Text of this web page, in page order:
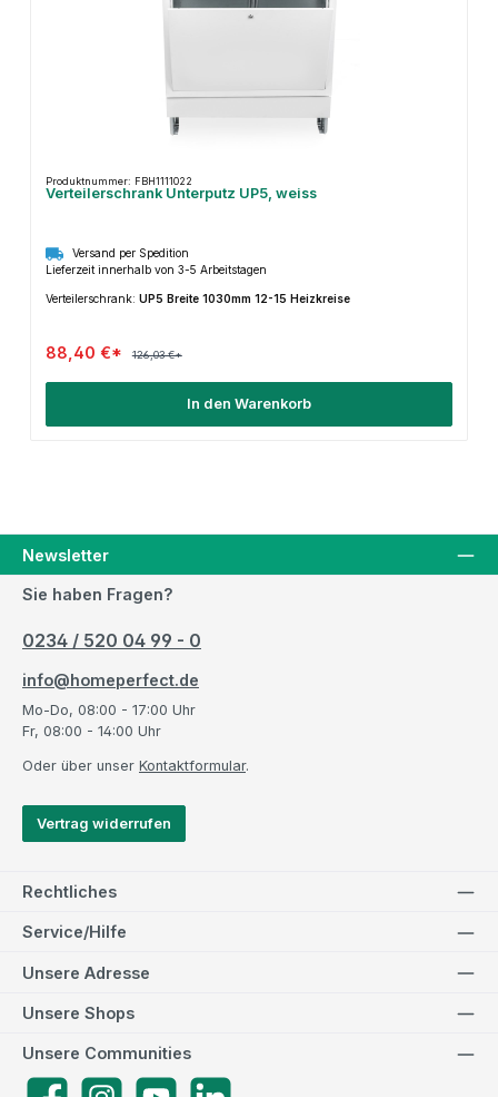
Produktnummer: FBH1111022
Verteilerschrank Unterputz UP5, weiss
Versand per Spedition
Lieferzeit innerhalb von 3-5 Arbeitstagen
Verteilerschrank: UP5 Breite 1030mm 12-15 Heizkreise
88,40 €* 126,03 €*
In den Warenkorb
Newsletter
Sie haben Fragen?
0234 / 520 04 99 - 0
info@homeperfect.de
Mo-Do, 08:00 - 17:00 Uhr
Fr, 08:00 - 14:00 Uhr
Oder über unser Kontaktformular.
Vertrag widerrufen
Rechtliches
Service/Hilfe
Unsere Adresse
Unsere Communities
Unsere Shops